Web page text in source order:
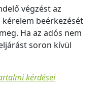
végzést az
beérkezését
Ha az adós nem
soron kívül
kérdései